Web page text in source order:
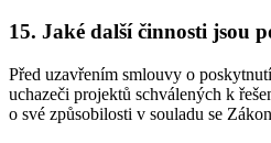
15. Jaké další činnosti jsou
Před uzavřením smlouvy o
uchazeči projektů schválených k
o své způsobilosti v souladu se